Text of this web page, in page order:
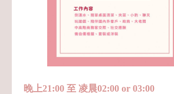
晚上21:00 至 凌晨02:00 or 03:00